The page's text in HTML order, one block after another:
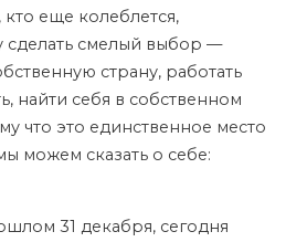
еще колеблется,
сделать смелый выбор —
страну, работать
найти себя в собственном
что это единственное место
можем сказать о себе:
31 декабря, сегодня